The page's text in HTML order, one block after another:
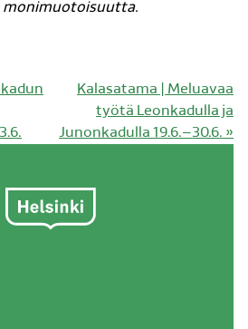
monimuotoisuutta.
Seuraava
artikkeli:
Kalasatama | Meluavaa
työtä Leonkadulla ja
Junonkadulla 19.6.–30.6. »